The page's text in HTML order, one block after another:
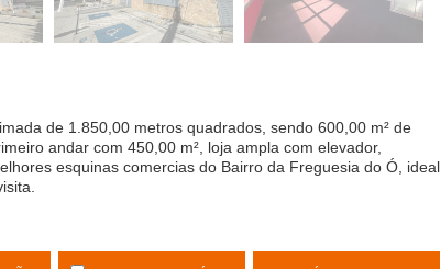
de 1.850,00 metros quadrados, sendo 600,00 m² de
andar com 450,00 m², loja ampla com elevador,
esquinas comercias do Bairro da Freguesia do Ó, ideal